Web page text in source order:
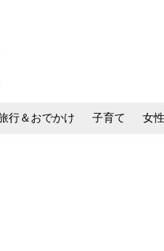
行＆おでかけ 子育て 女